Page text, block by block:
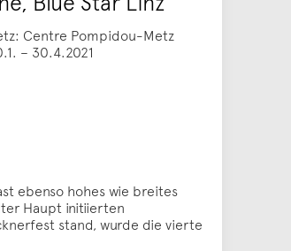
Centre Pompidou-Metz
– 30.4.2021
ebenso hohes wie breites
Haupt initiierten
stand, wurde die vierte